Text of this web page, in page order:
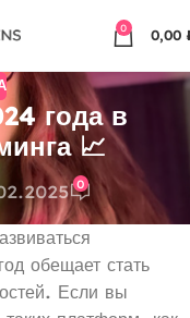
0 0,00
года в
📈
0
обещает стать
Если вы